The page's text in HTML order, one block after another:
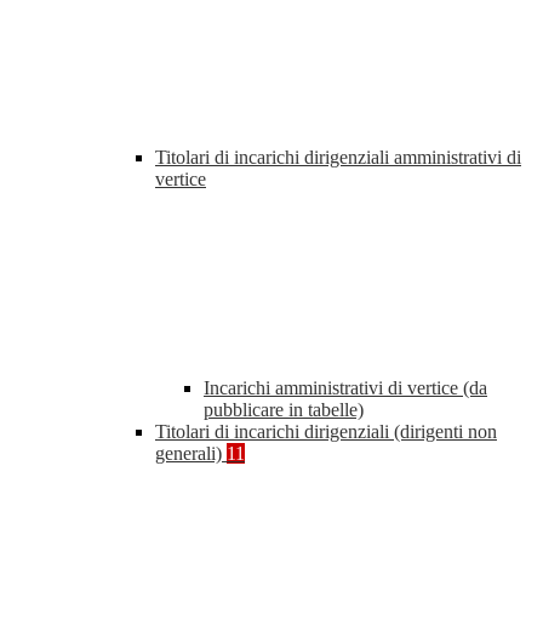
Titolari di incarichi dirigenziali amministrativi di
vertice
Incarichi amministrativi di vertice (da
pubblicare in tabelle)
Titolari di incarichi dirigenziali (dirigenti non
generali) 11